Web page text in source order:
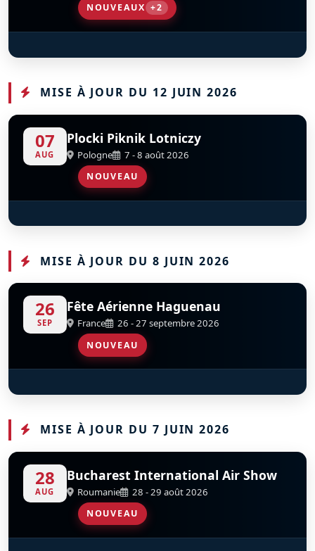
NOUVEAUX +2
A400M Tactical Display
Patrouille De France
MISE À JOUR DU 12 JUIN 2026
07
AUG
Plocki Piknik Lotniczy
Pologne 7 - 8 août 2026
NOUVEAU
S D
Flying Bulls Aerobatics Team
MISE À JOUR DU 8 JUIN 2026
26
SEP
Fête Aérienne Haguenau
France 26 - 27 septembre 2026
NOUVEAU
D
Pilatus P2
MISE À JOUR DU 7 JUIN 2026
28
AUG
Bucharest International Air Show
Roumanie 28 - 29 août 2026
NOUVEAU